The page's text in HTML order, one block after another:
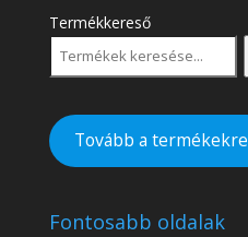
Termékkereső
Tovább a termékekre
Fontosabb oldalak